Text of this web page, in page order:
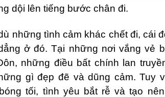
dội lên tiếng bước chân đi.
những tình cảm khác chết đi, cái
ở đó. Tại những nơi vắng vẻ
những điều bất chính lan
gì đẹp đẽ và dũng cảm. Tuy
tối, tình yêu bắt rễ và tạo